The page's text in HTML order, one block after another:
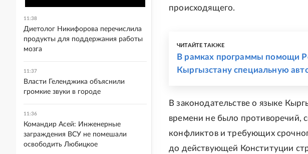
происходящего.
ЧИТАЙТЕ ТАКЖЕ
В рамках программы помощи
Кыргызстану специальную
В законодательстве о языке
времени не было противоречий,
конфликтов и требующих
до действующей Конституции
11:38
Диетолог Никифорова перечислила
продукты для поддержания работы
мозга
11:37
Власти Геленджика объяснили
громкие звуки в городе
11:36
Командир Асей: Инженерные
заграждения ВСУ не помешали
освободить Любицкое